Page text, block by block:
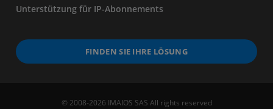
Unterstützung für IP-Abonnements
FINDEN SIE IHRE LÖSUNG
© 2008-2026 IMAIOS SAS All rights reserved